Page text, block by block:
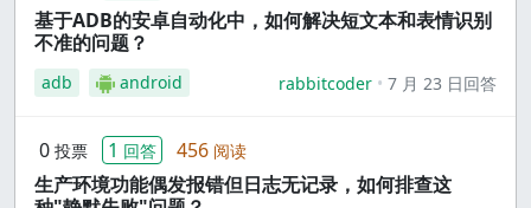
基于ADB的安卓自动化中，如何解决短文本和表情识别
不准的问题？
adb android rabbitcoder 7 月 23 日回答
0 投票 1 回答 456 阅读
生产环境功能偶发报错但日志无记录，如何排查这